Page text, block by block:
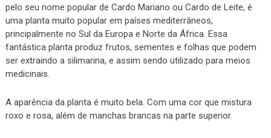
pelo seu nome popular de Cardo Mariano ou Cardo de Leite, é
uma planta muito popular em países mediterrâneos,
principalmente no Sul da Europa e Norte da África. Essa
fantástica planta produz frutos, sementes e folhas que podem
ser extraindo a silimarina, e assim sendo utilizado para meios
medicinais.
A aparência da planta é muito bela. Com uma cor que mistura
roxo e rosa, além de manchas brancas na parte superior.